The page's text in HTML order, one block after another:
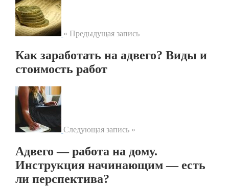
« Предыдущая запись
Как заработать на адвего? Виды и
стоимость работ
Следующая запись »
Адвего — работа на дому.
Инструкция начинающим — есть
ли перспектива?